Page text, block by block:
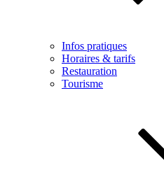
Infos pratiques
Horaires & tarifs
Restauration
Tourisme